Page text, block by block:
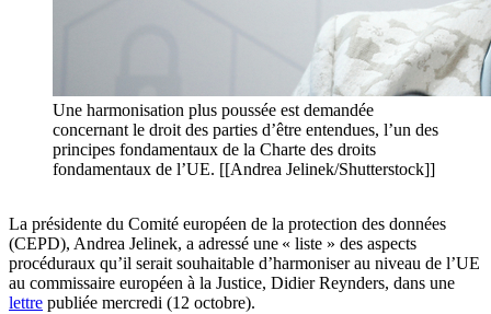
Une harmonisation plus poussée est demandée
concernant le droit des parties d’être entendues, l’un des
principes fondamentaux de la Charte des droits
fondamentaux de l’UE. [[Andrea Jelinek/Shutterstock]]
La présidente du Comité européen de la protection des données
(CEPD), Andrea Jelinek, a adressé une « liste » des aspects
procéduraux qu’il serait souhaitable d’harmoniser au niveau de l’UE
au commissaire européen à la Justice, Didier Reynders, dans une
lettre publiée mercredi (12 octobre).